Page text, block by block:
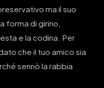
ma il suo
forma di girino,
e la codina. Per
che il tuo amico sia
sennò la rabbia